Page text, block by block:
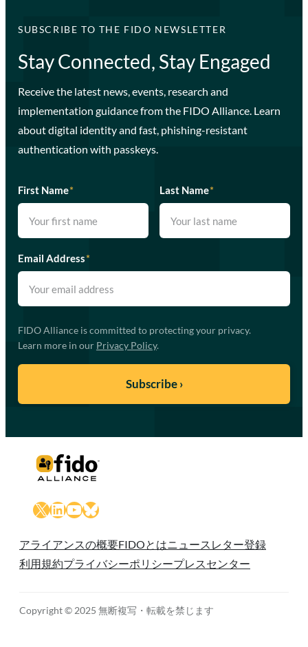
SUBSCRIBE TO THE FIDO NEWSLETTER
Stay Connected, Stay Engaged
Receive the latest news, events, research and
implementation guidance from the FIDO Alliance. Learn
about digital identity and fast, phishing-resistant
authentication with passkeys.
First Name* Last Name*
Email Address*
FIDO Alliance is committed to protecting your privacy.
Learn more in our Privacy Policy.
X LinkedIn
YouTube
Bluesky
アライアンスの概要FIDOとは ニュースレター登録
利用規約プライバシーポリシープレスセンター
Copyright © 2025 無断複写・転載を禁じます